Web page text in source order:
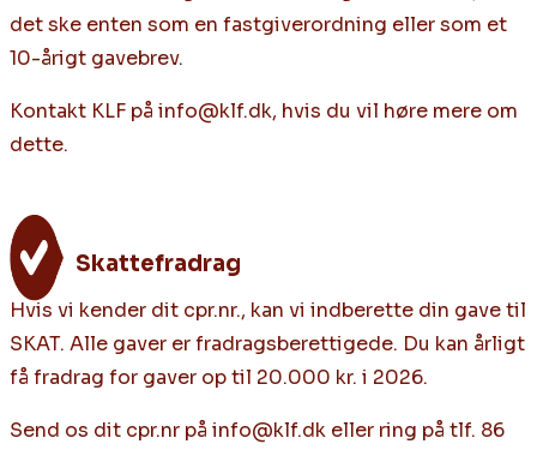
det ske enten som en fastgiverordning eller som et
10-årigt gavebrev.
Kontakt KLF på info@klf.dk, hvis du vil høre mere om
dette.
Skattefradrag
Hvis vi kender dit cpr.nr., kan vi indberette din gave til
SKAT. Alle gaver er fradragsberettigede. Du kan årligt
få fradrag for gaver op til 20.000 kr. i 2026.
Send os dit cpr.nr på info@klf.dk eller ring på tlf. 86